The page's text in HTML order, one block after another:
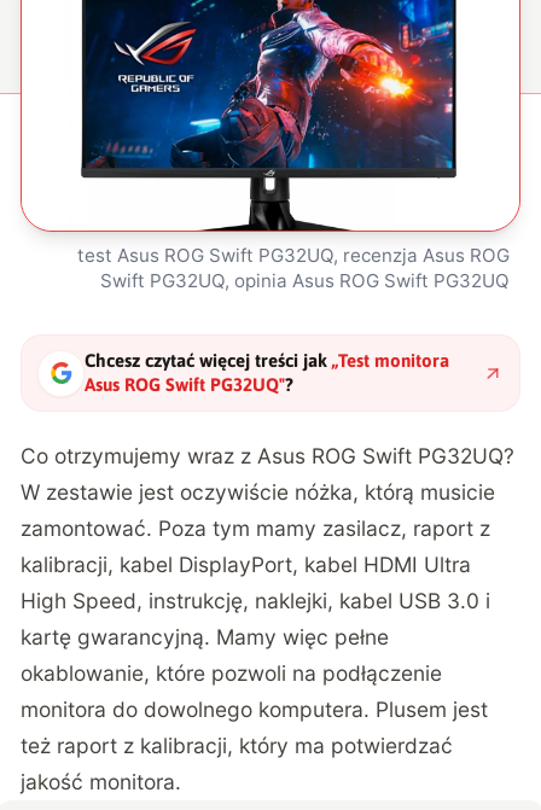
test Asus ROG Swift PG32UQ, recenzja Asus ROG
Swift PG32UQ, opinia Asus ROG Swift PG32UQ
Chcesz czytać więcej treści jak „Test monitora
Asus ROG Swift PG32UQ"?
Co otrzymujemy wraz z Asus ROG Swift PG32UQ?
W zestawie jest oczywiście nóżka, którą musicie
zamontować. Poza tym mamy zasilacz, raport z
kalibracji, kabel DisplayPort, kabel HDMI Ultra
High Speed, instrukcję, naklejki, kabel USB 3.0 i
kartę gwarancyjną. Mamy więc pełne
okablowanie, które pozwoli na podłączenie
monitora do dowolnego komputera. Plusem jest
też raport z kalibracji, który ma potwierdzać
jakość monitora.